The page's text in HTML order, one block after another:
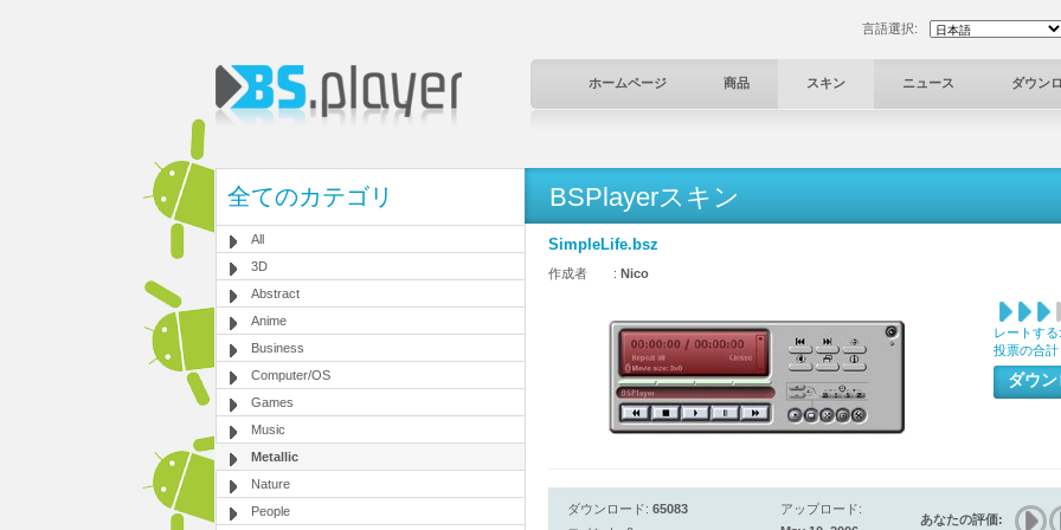
言語選択:
ホームページ 商品 スキン ニュース ダウン
全てのカテゴリ
All
3D
Abstract
Anime
Business
Computer/OS
Games
Music
Metallic
Nature
People
BSPlayerスキン
SimpleLife.bsz
作成者 : Nico
レートする:
投票の合
ダウ
ダウンロード: 65083
アップロード:
あなたの評価: